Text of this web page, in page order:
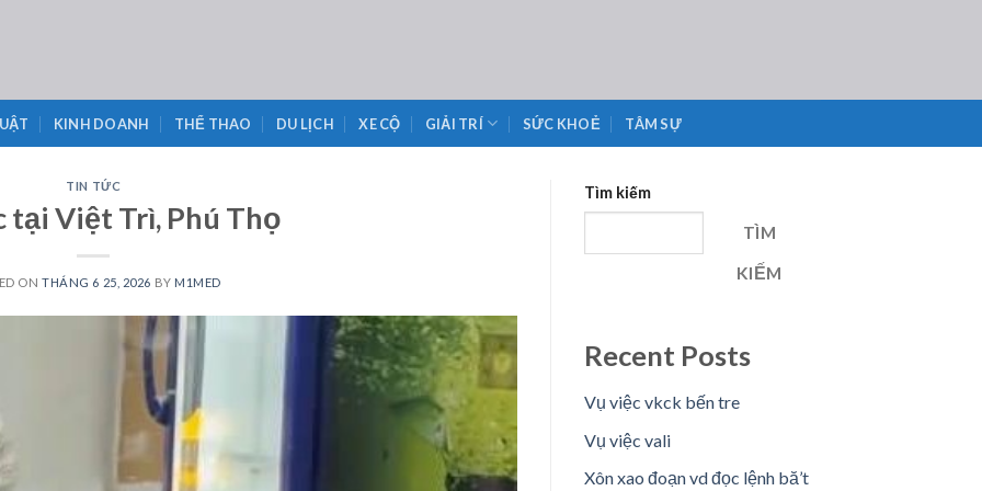
KINH DOANH THỂ THAO DU LỊCH XE CỘ GIẢI TRÍ SỨC KHOẺ TÂM SỰ
TIN TỨC
tại Việt Trì, Phú Thọ
ONTHÁNG 6 25, 2026 BY M1MED
Tìm kiếm
TÌM
KIẾM
Recent Posts
Vụ việc vkck bến tre
Vụ việc vali
Xôn xao đoạn vd đọc lệnh bă’t